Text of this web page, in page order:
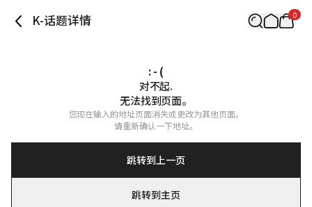
K-话题详情 0
: - (
对不起.
无法找到页面。
您现在输入的地址页面消失或更改为其他页面。
请重新确认一下地址。
跳转到上一页
跳转到主页